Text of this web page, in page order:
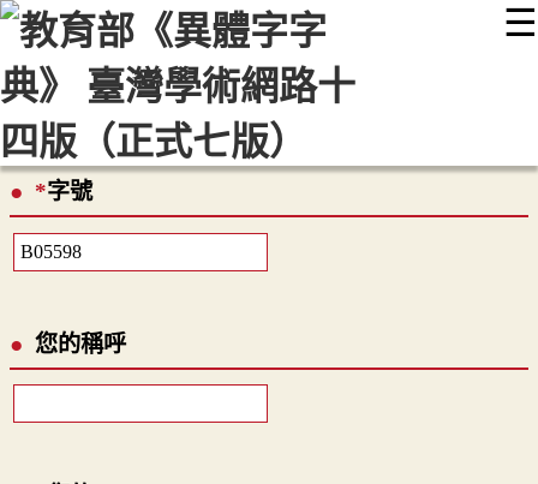
☰
::: 最新消息 常見問題 編輯說明
顯示模式
網站導覽
*字號
您的稱呼